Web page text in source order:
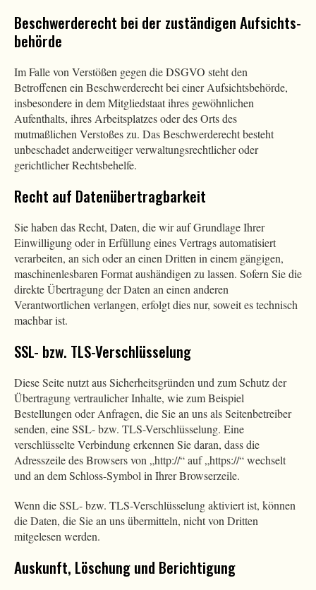
Beschwerde­recht bei der zuständigen Aufsichts­
behörde
Im Falle von Verstößen gegen die DSGVO steht den
Betroffenen ein Beschwerderecht bei einer Aufsichtsbehörde,
insbesondere in dem Mitgliedstaat ihres gewöhnlichen
Aufenthalts, ihres Arbeitsplatzes oder des Orts des
mutmaßlichen Verstoßes zu. Das Beschwerderecht besteht
unbeschadet anderweitiger verwaltungsrechtlicher oder
gerichtlicher Rechtsbehelfe.
Recht auf Daten­übertrag­barkeit
Sie haben das Recht, Daten, die wir auf Grundlage Ihrer
Einwilligung oder in Erfüllung eines Vertrags automatisiert
verarbeiten, an sich oder an einen Dritten in einem gängigen,
maschinenlesbaren Format aushändigen zu lassen. Sofern Sie die
direkte Übertragung der Daten an einen anderen
Verantwortlichen verlangen, erfolgt dies nur, soweit es technisch
machbar ist.
SSL- bzw. TLS-Verschlüsselung
Diese Seite nutzt aus Sicherheitsgründen und zum Schutz der
Übertragung vertraulicher Inhalte, wie zum Beispiel
Bestellungen oder Anfragen, die Sie an uns als Seitenbetreiber
senden, eine SSL- bzw. TLS-Verschlüsselung. Eine
verschlüsselte Verbindung erkennen Sie daran, dass die
Adresszeile des Browsers von „http://“ auf „https://“ wechselt
und an dem Schloss-Symbol in Ihrer Browserzeile.
Wenn die SSL- bzw. TLS-Verschlüsselung aktiviert ist, können
die Daten, die Sie an uns übermitteln, nicht von Dritten
mitgelesen werden.
Auskunft, Löschung und Berichtigung